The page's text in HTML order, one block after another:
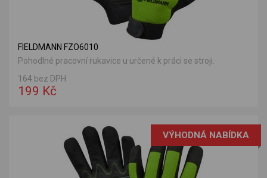
FIELDMANN FZO6010
Pohodlné pracovní rukavice u určené k práci se stroji.
164 bez DPH
199 Kč
VÝHODNÁ NABÍDKA